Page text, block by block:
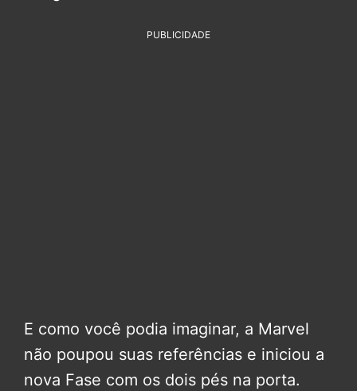
PUBLICIDADE
E como você podia imaginar, a Marvel
não poupou suas referências e iniciou a
nova Fase com os dois pés na porta.